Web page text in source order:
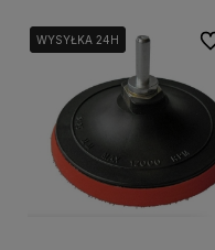
WYSYŁKA 24H
WYSYŁKA 24H